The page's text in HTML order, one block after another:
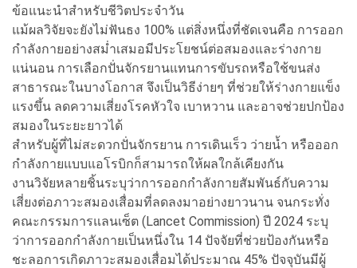
ข้อแนะนำสำหรับชีวิตประจำวัน
แม้ผลวิจัยจะยังไม่ฟันธง 100% แต่สิ่งหนึ่งที่ชัดเจนคือ การออก
กำลังกายอย่างสม่ำเสมอมีประโยชน์ต่อสมองและร่างกาย
แน่นอน การเลือกปั่นจักรยานแทนการขับรถหรือใช้ขนส่ง
สาธารณะในบางโอกาส จึงเป็นวิธีง่ายๆ ที่ช่วยให้ร่างกายแข็ง
แรงขึ้น ลดความเสี่ยงโรคหัวใจ เบาหวาน และอาจช่วยปกป้อง
สมองในระยะยาวได้
สำหรับผู้ที่ไม่สะดวกปั่นจักรยาน การเดินเร็ว ว่ายน้ำ หรือออก
กำลังกายแบบแอโรบิกก็สามารถให้ผลใกล้เคียงกัน
งานวิจัยหลายชิ้นระบุว่าการออกกำลังกายสัมพันธ์กับความ
เสี่ยงต่อภาวะสมองเสื่อมที่ลดลงมาอย่างยาวนาน จนกระทั่ง
คณะกรรมการแลนเซ็ต (Lancet Commission) ปี 2024 ระบุ
ว่าการออกกำลังกายเป็นหนึ่งใน 14 ปัจจัยที่ช่วยป้องกันหรือ
ชะลอการเกิดภาวะสมองเสื่อมได้ประมาณ 45% ปัจจุบันมีผู้